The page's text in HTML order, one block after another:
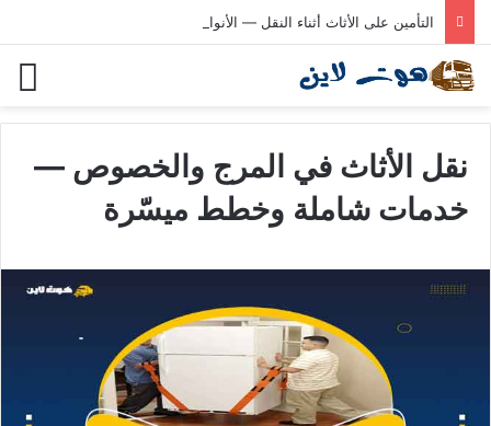
التأمين على الأثاث أثناء النقل — الأنواع والتغطية المناسبة
نقل الأثاث في المرج والخصوص —
خدمات شاملة وخطط ميسّرة